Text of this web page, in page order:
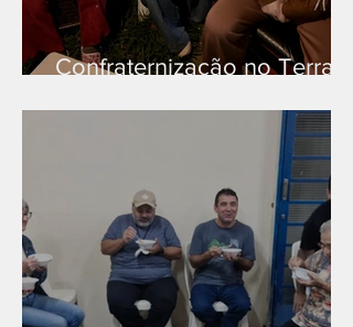
Confraternização no Terra